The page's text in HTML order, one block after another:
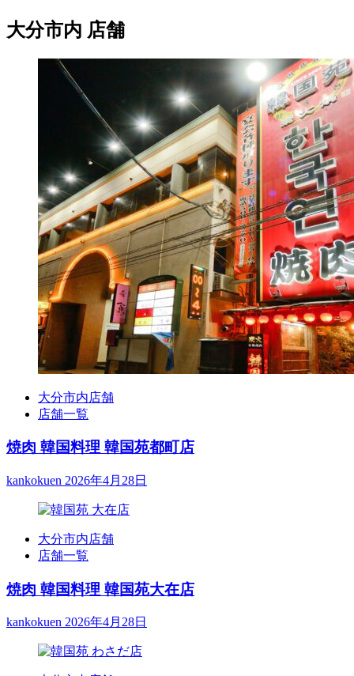
大分市内 店舗
大分市内店舗
店舗一覧
焼肉 韓国料理 韓国苑都町店
kankokuen 2026年4月28日
大分市内店舗
店舗一覧
焼肉 韓国料理 韓国苑大在店
kankokuen 2026年4月28日